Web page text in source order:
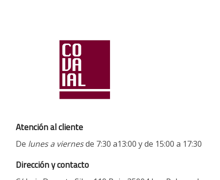
Atención al cliente
De lunes a viernesde 7:30 a13:00 y de 15:00 a 17:30
Dirección y contacto